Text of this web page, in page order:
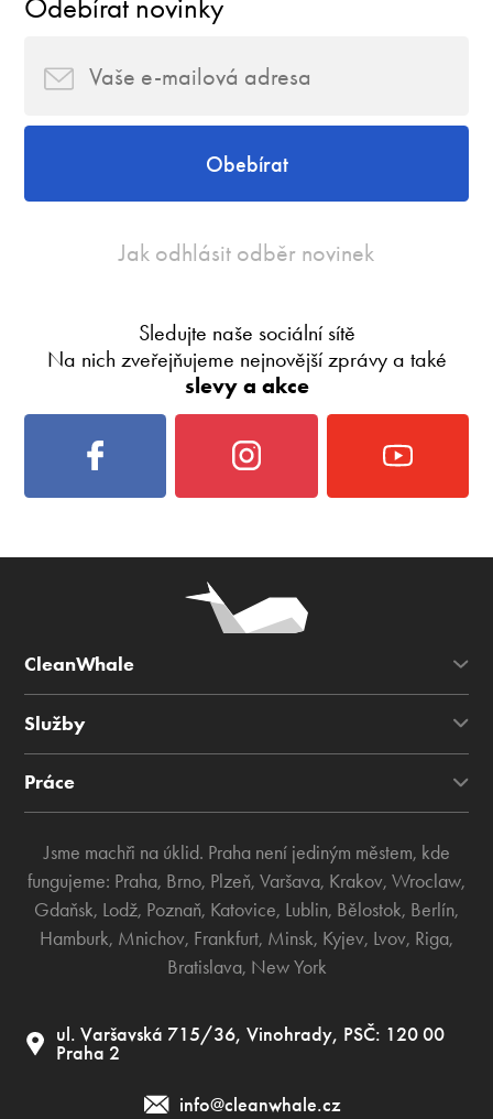
Odebírat novinky
Obebírat
Jak odhlásit odběr novinek
Sledujte naše sociální sítě
Na nich zveřejňujeme nejnovější zprávy a také
slevy a akce
CleanWhale
Služby
Práce
Jsme machři na úklid. Praha není jediným městem, kde
fungujeme: Praha, Brno, Plzeň, Varšava, Krakov, Wroclaw,
Gdaňsk, Lodž, Poznaň, Katovice, Lublin, Bělostok, Berlín,
Hamburk, Mnichov, Frankfurt, Minsk, Kyjev, Lvov, Riga,
Bratislava, New York
ul. Varšavská 715/36, Vinohrady, PSČ: 120 00
Praha 2
info@cleanwhale.cz